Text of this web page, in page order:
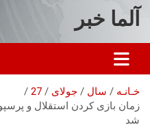
آلما خبر
خـانـه سال جولای
27
زمان بازی کردن استقلال و
شد